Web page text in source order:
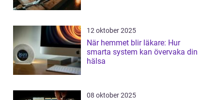
12 oktober 2025
När hemmet blir läkare: Hur
smarta system kan övervaka din
hälsa
08 oktober 2025